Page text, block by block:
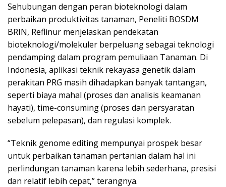
Sehubungan dengan peran bioteknologi dalam
perbaikan produktivitas tanaman, Peneliti BOSDM
BRIN, Reflinur menjelaskan pendekatan
bioteknologi/molekuler berpeluang sebagai teknologi
pendamping dalam program pemuliaan Tanaman. Di
Indonesia, aplikasi teknik rekayasa genetik dalam
perakitan PRG masih dihadapkan banyak tantangan,
seperti biaya mahal (proses dan analisis keamanan
hayati), time-consuming (proses dan persyaratan
sebelum pelepasan), dan regulasi komplek.
“Teknik genome editing mempunyai prospek besar
untuk perbaikan tanaman pertanian dalam hal ini
perlindungan tanaman karena lebih sederhana, presisi
dan relatif lebih cepat,” terangnya.